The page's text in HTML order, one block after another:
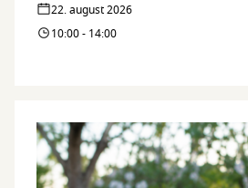
22. august 2026
10:00 - 14:00